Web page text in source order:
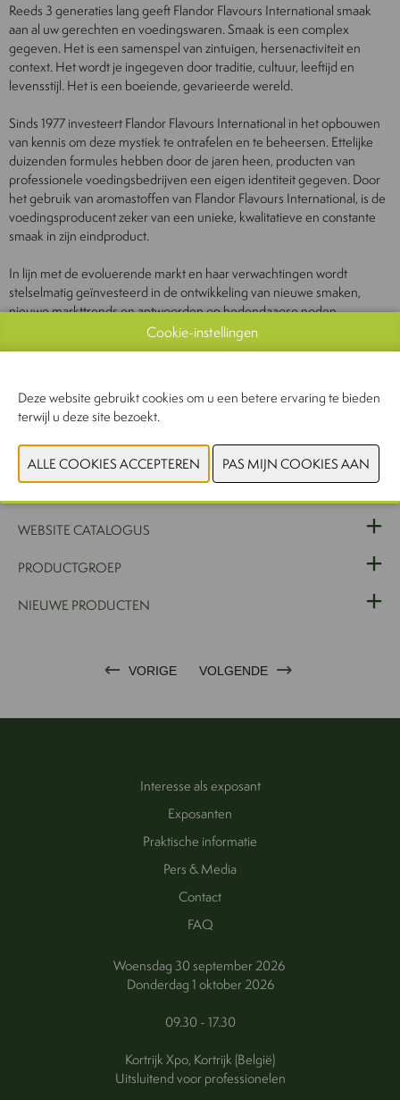
Reeds 3 generaties lang geeft Flandor Flavours International smaak
aan al uw gerechten en voedingswaren. Smaak is een complex
gegeven. Het is een samenspel van zintuigen, hersenactiviteit en
context. Het wordt je ingegeven door traditie, cultuur, leeftijd en
levensstijl. Het is een boeiende, gevarieerde wereld.
Sinds 1977 investeert Flandor Flavours International in het opbouwen
van kennis om deze mystiek te ontrafelen en te beheersen. Ettelijke
duizenden formules hebben door de jaren heen, producten van
professionele voedingsbedrijven een eigen identiteit gegeven. Door
het gebruik van aromastoffen van Flandor Flavours International, is de
voedingsproducent zeker van een unieke, kwalitatieve en constante
smaak in zijn eindproduct.
In lijn met de evoluerende markt en haar verwachtingen wordt
stelselmatig geïnvesteerd in de ontwikkeling van nieuwe smaken,
nieuwe markttrends en antwoorden op hedendaagse noden.
Aangespoord door de steeds meer eisende klant, verlegt Flandor
Flavours International telkens opnieuw haar grenzen naar een steeds
in de toekomst “de lijnen” van de hedendaagse smaak samen met jou
uit te zetten.
WEBSITE CATALOGUS
PRODUCTGROEP
NIEUWE PRODUCTEN
VORIGE VOLGENDE
Interesse als exposant
Exposanten
Praktische informatie
Pers & Media
Contact
FAQ
Woensdag 30 september 2026
Donderdag 1 oktober 2026
09.30 - 17.30
Kortrijk Xpo, Kortrijk (België)
Uitsluitend voor professionelen
Cookie-instellingen
Deze website gebruikt cookies om u een betere ervaring te bieden
terwijl u deze site bezoekt.